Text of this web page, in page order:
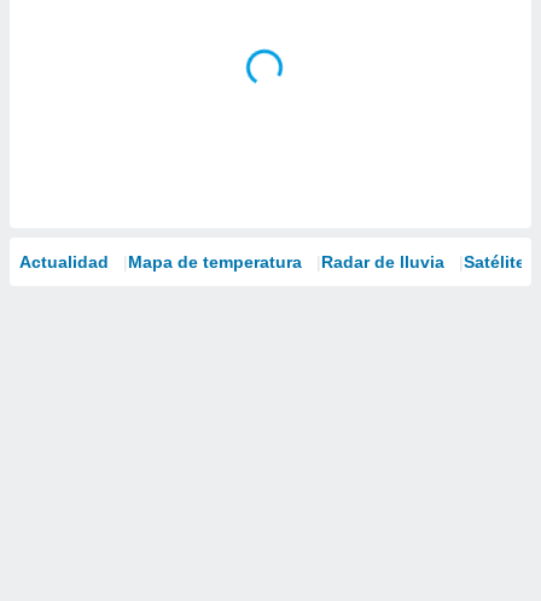
Actualidad Mapa de temperatura Radar de lluvia Satélites